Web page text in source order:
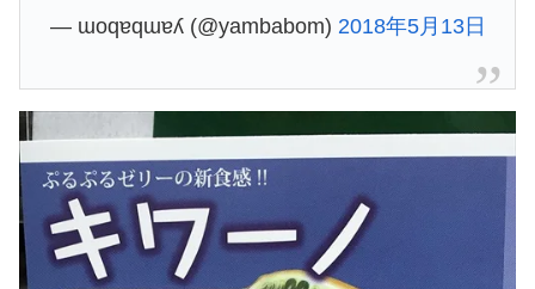
— ɯoqɐqɯɐʎ (@yambabom) 2018年5月13日